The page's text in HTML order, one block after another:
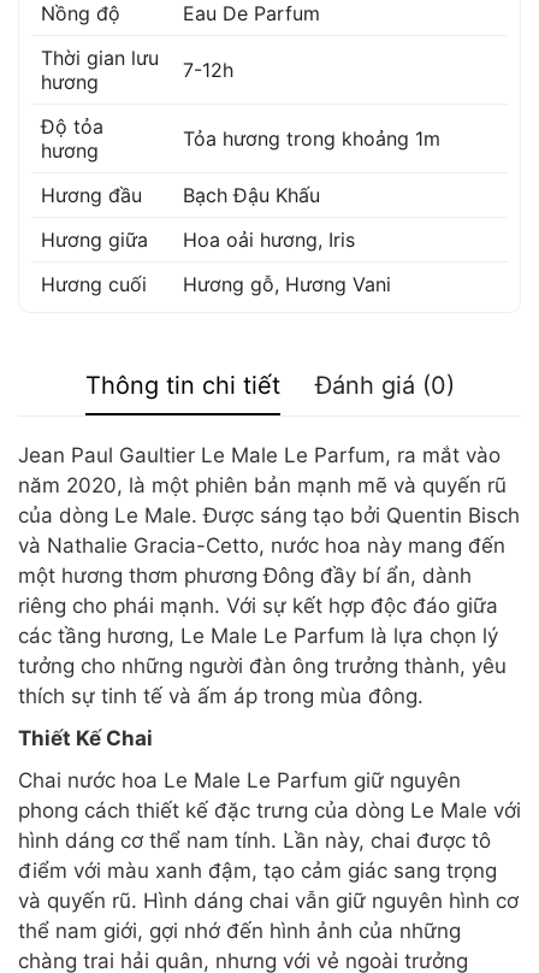
Nồng độ
Eau De Parfum
Thời gian lưu
hương
7-12h
Độ tỏa
hương
Tỏa hương trong khoảng 1m
Hương đầu
Bạch Đậu Khấu
Hương giữa
Hoa oải hương, Iris
Hương cuối
Hương gỗ, Hương Vani
Thông tin chi tiết Đánh giá (0)
Jean Paul Gaultier Le Male Le Parfum, ra mắt vào
năm 2020, là một phiên bản mạnh mẽ và quyến rũ
của dòng Le Male. Được sáng tạo bởi Quentin Bisch
và Nathalie Gracia-Cetto, nước hoa này mang đến
một hương thơm phương Đông đầy bí ẩn, dành
riêng cho phái mạnh. Với sự kết hợp độc đáo giữa
các tầng hương, Le Male Le Parfum là lựa chọn lý
tưởng cho những người đàn ông trưởng thành, yêu
thích sự tinh tế và ấm áp trong mùa đông.
Thiết Kế Chai
Chai nước hoa Le Male Le Parfum giữ nguyên
phong cách thiết kế đặc trưng của dòng Le Male với
hình dáng cơ thể nam tính. Lần này, chai được tô
điểm với màu xanh đậm, tạo cảm giác sang trọng
và quyến rũ. Hình dáng chai vẫn giữ nguyên hình cơ
thể nam giới, gợi nhớ đến hình ảnh của những
chàng trai hải quân, nhưng với vẻ ngoài trưởng